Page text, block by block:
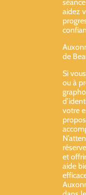
aidez
de
Si
ou à
votre
et
aide